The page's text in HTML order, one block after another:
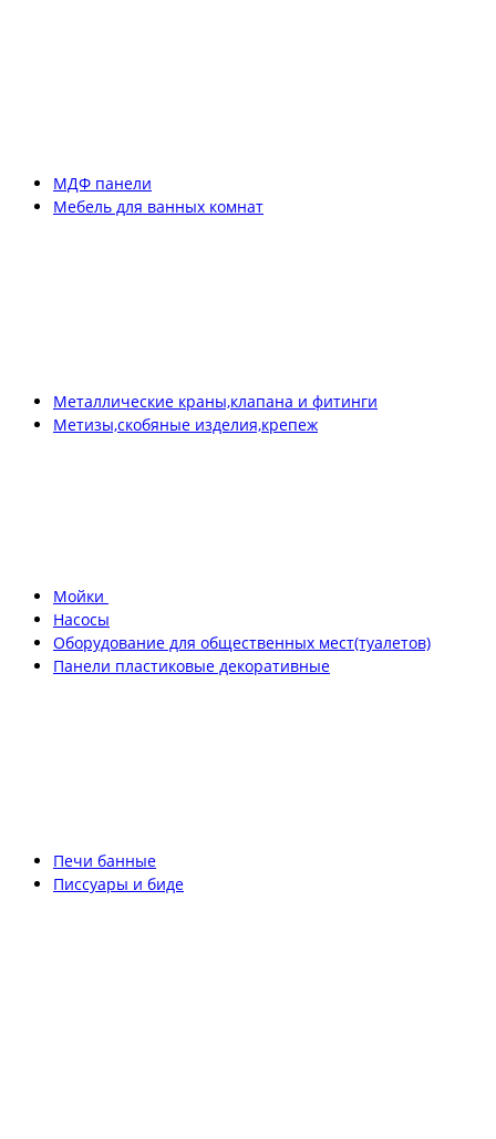
МДФ панели
Мебель для ванных комнат
Металлические краны,клапана и фитинги
Метизы,скобяные изделия,крепеж
Мойки
Насосы
Оборудование для общественных мест(туалетов)
Панели пластиковые декоративные
Печи банные
Писсуары и биде